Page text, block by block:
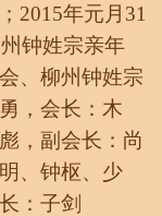
2015年元月31
钟姓宗亲年
、柳州钟姓宗
，会长：木
，副会长：尚
、钟枢、少
：子剑